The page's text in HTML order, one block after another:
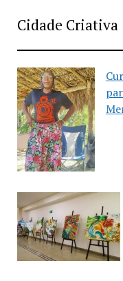
Cidade Criativa